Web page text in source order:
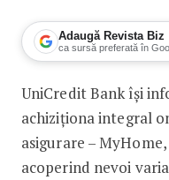
Adaugă Revista Biz
ca sursă preferată în
UniCredit
UniCredit Bank își
achiziționa integral
asigurare –
acoperind nevoi